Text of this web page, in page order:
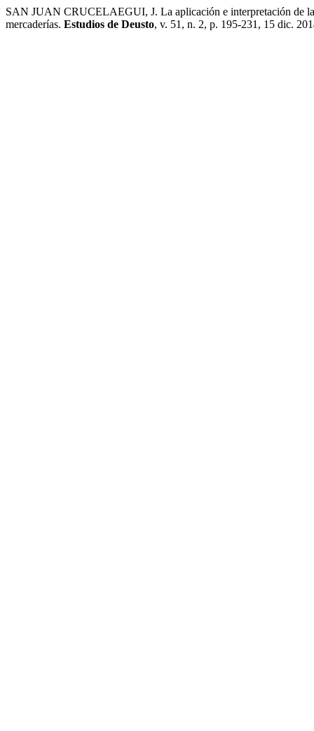
SAN JUAN CRUCELAEGUI, J. La aplicación e interpretación de
mercaderías. Estudios de Deusto, v. 51, n. 2, p. 195-231, 15 dic.